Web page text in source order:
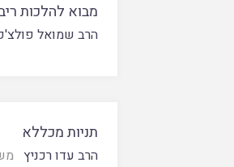
מבוא להלכות
הרב שמואל
תניות מכללא
הרב עדו רכניץ